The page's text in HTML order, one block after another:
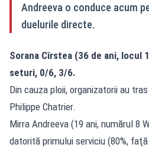
Andreeva o conduce acum
duelurile directe.
Sorana Cîrstea (36 de ani, locul
seturi, 0/6, 3/6.
Din cauza ploii, organizatorii au
Philippe Chatrier.
Mirra Andreeva (19 ani, numărul 8
datorită primului serviciu (80%,